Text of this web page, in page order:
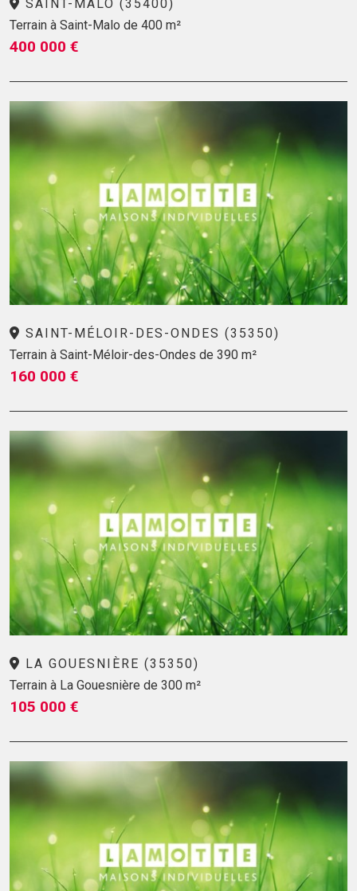
SAINT-MALO (35400)
Terrain à Saint-Malo de 400 m²
400 000 €
SAINT-MÉLOIR-DES-ONDES (35350)
Terrain à Saint-Méloir-des-Ondes de 390 m²
160 000 €
LA GOUESNIÈRE (35350)
Terrain à La Gouesnière de 300 m²
105 000 €